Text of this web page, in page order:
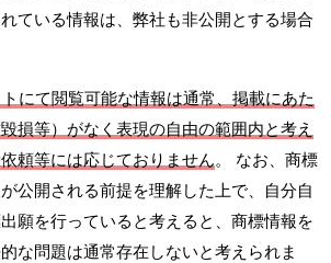
ている情報は、弊社も非公開とする場合
にて閲覧可能な情報は通常、掲載にあた
損等）がなく表現の自由の範囲内と考え
頼等には応じておりません。 なお、商標
公開される前提を理解した上で、自分自
願を行っていると考えると、商標情報を
な問題は通常存在しないと考えられま